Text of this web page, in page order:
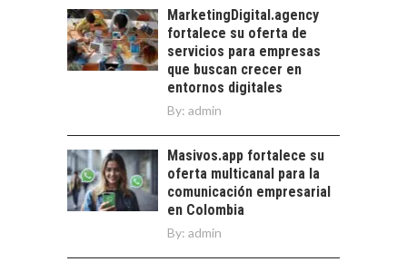
pymes en Chile:
alternativas que
trascienden el
crédito…
MarketingDigital.agency
fortalece su oferta de
servicios para empresas
que buscan crecer en
entornos digitales
By: admin
Masivos.app fortalece su
oferta multicanal para la
comunicación empresarial
en Colombia
By: admin